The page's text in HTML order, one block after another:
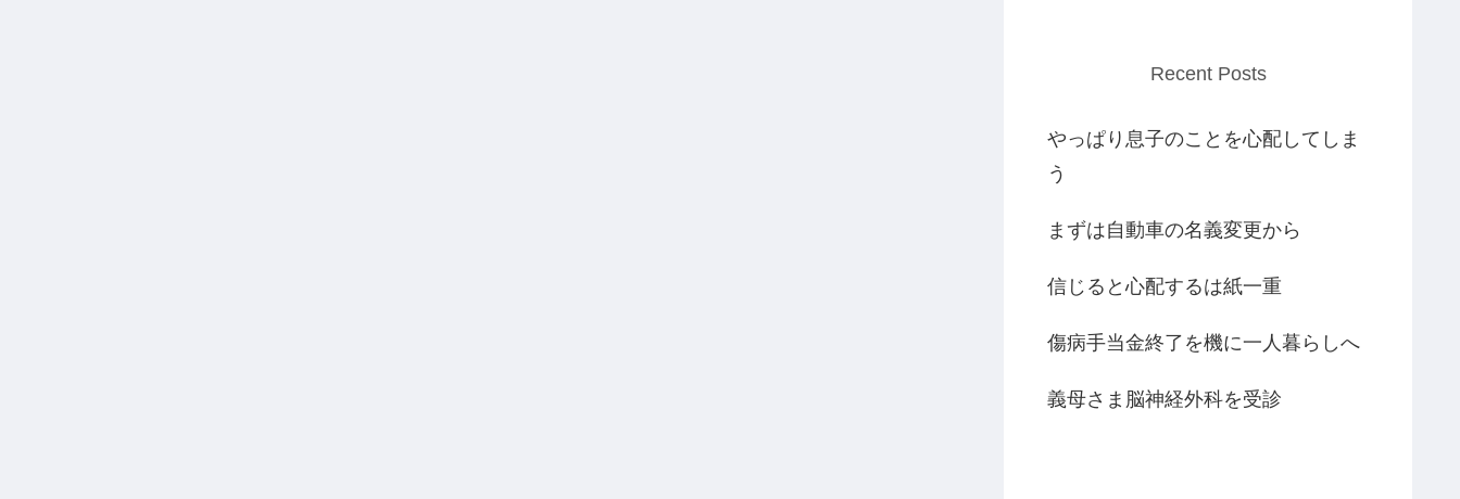
Recent Posts
やっぱり息子のことを心配してしま
う
まずは自動車の名義変更から
信じると心配するは紙一重
傷病手当金終了を機に一人暮らしへ
義母さま脳神経外科を受診